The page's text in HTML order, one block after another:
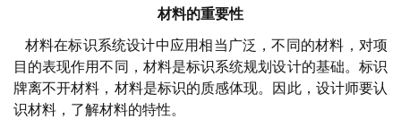
材料的重要性
材料在标识系统设计中应用相当广泛，不同的材料，对项
目的表现作用不同，材料是标识系统规划设计的基础。 标识
牌离不开材料，材料是标识的质感体现。因此，设计师要认
识材料，了解材料的特性。